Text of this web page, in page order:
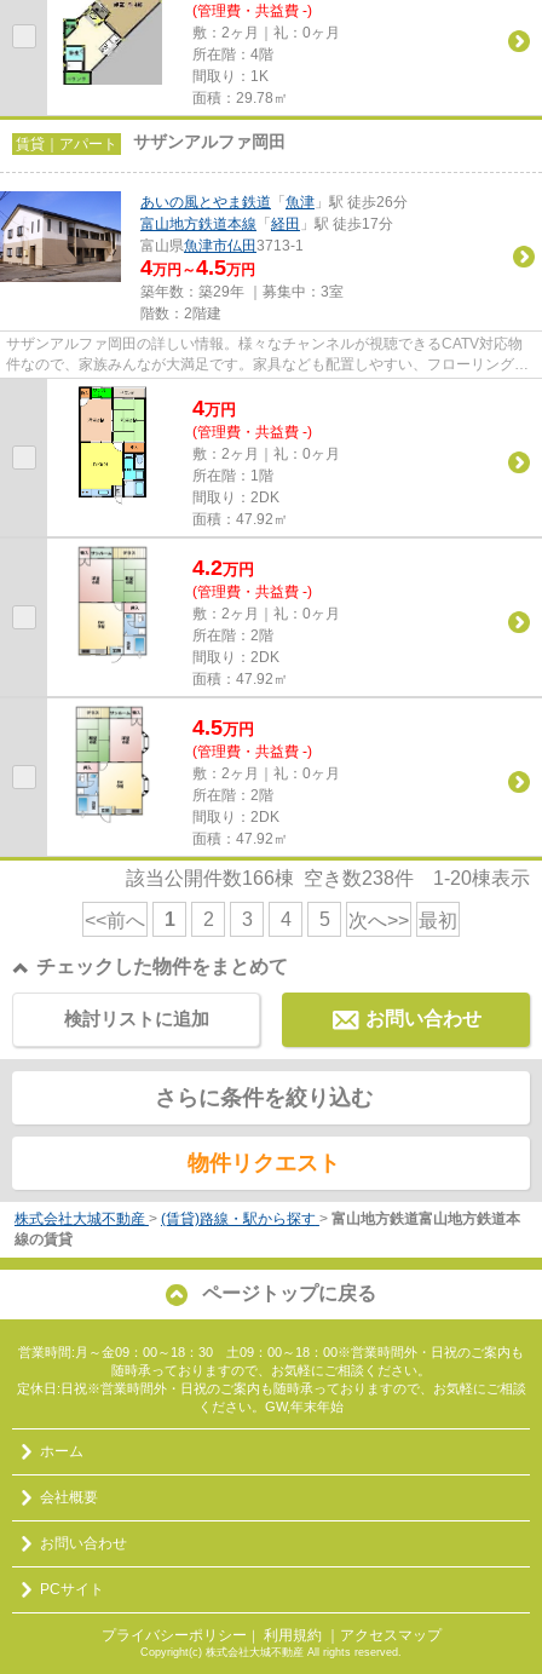
(管理費・共益費 -)
敷：2ヶ月｜礼：0ヶ月
所在階：4階
間取り：1K
面積：29.78㎡
賃貸｜アパート サザンアルファ岡田
あいの風とやま鉄道 「 魚津 」駅 徒歩26分
富山地方鉄道本線 「 経田 」駅 徒歩17分
富山県魚津市仏田3713-1
4万円～4.5万円
築年数：築29年 ｜募集中： 3室
階数：2階建
サザンアルファ岡田の詳しい情報。様々なチャンネルが視聴できるCATV対応物
件なので、家族みんなが大満足です。家具なども配置しやすい、フローリングの
アパートとなっています。綺麗...
4万円
(管理費・共益費 -)
敷：2ヶ月｜礼：0ヶ月
所在階：1階
間取り：2DK
面積：47.92㎡
4.2万円
(管理費・共益費 -)
敷：2ヶ月｜礼：0ヶ月
所在階：2階
間取り：2DK
面積：47.92㎡
4.5万円
(管理費・共益費 -)
敷：2ヶ月｜礼：0ヶ月
所在階：2階
間取り：2DK
面積：47.92㎡
該当公開件数166棟 空き数238件 1-20棟表示
<<前へ 1 2 3 4 5 次へ>> 最初
チェックした物件をまとめて
お問い合わせ
検討リストに追加
さらに条件を絞り込む
物件リクエスト
株式会社大城不動産 > (賃貸)路線・駅から探す > 富山地方鉄道富山地方鉄道本
線の賃貸
ページトップに戻る
営業時間:月～金09：00～18：30 土09：00～18：00※営業時間外・日祝のご案内も
随時承っておりますので、お気軽にご相談ください。
定休日:日祝※営業時間外・日祝のご案内も随時承っておりますので、お気軽にご相談
ください。GW,年末年始
ホーム
会社概要
お問い合わせ
PCサイト
プライバシーポリシー ｜ 利用規約 ｜アクセスマップ
Copyright(c) 株式会社大城不動産 All rights reserved.